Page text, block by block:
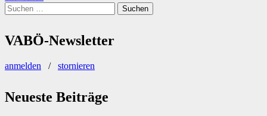
Suchen
nach:
VABÖ-Newsletter
anmelden / stornieren
Neueste Beiträge